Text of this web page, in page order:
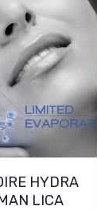
HYDRA
LICA